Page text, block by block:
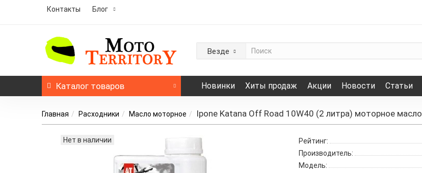
Контакты Блог
Везде
Каталог товаров Новинки Хиты продаж Акции Новости Статьи
Главная Расходники Масло моторное Ipone Katana Off Road 10W40 (2 литра) моторное масло
Нет в наличии Рейтинг:
Производитель:
Модель: